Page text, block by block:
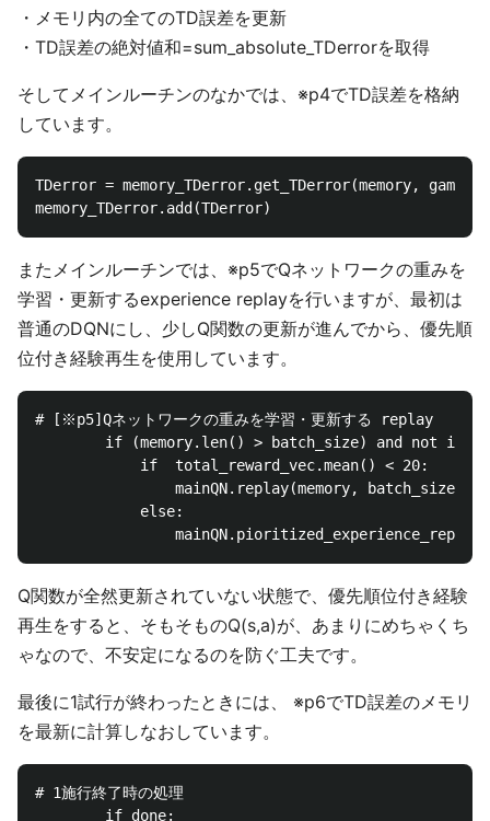
・メモリ内の全てのTD誤差を更新
・TD誤差の絶対値和=sum_absolute_TDerrorを取得
そしてメインルーチンのなかでは、※p4でTD誤差を格納
しています。
TDerror = memory_TDerror.get_TDerror(memory,
またメインルーチンでは、※p5でQネットワークの重みを
学習・更新するexperience replayを行いますが、最初は
普通のDQNにし、少しQ関数の更新が進んでから、優先順
位付き経験再生を使用しています。
# [※p5]Qネットワークの重みを学習・更新する replay
if (memory.len() > batch_size) and not
            if  total_reward_vec.mean() < 20:
mainQN.replay(memory, batch_size,
            else:
Q関数が全然更新されていない状態で、優先順位付き経験
再生をすると、そもそものQ(s,a)が、あまりにめちゃくち
ゃなので、不安定になるのを防ぐ工夫です。
最後に1試行が終わったときには、 ※p6でTD誤差のメモリ
を最新に計算しなおしています。
# 1施行終了時の処理
        if done: